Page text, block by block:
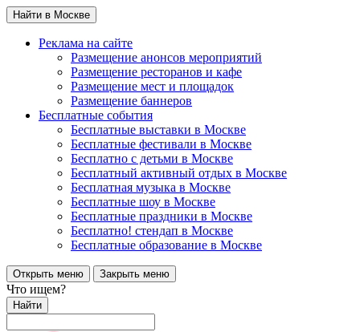
Найти в Москве
Реклама на сайте
Размещение анонсов мероприятий
Размещение ресторанов и кафе
Размещение мест и площадок
Размещение баннеров
Бесплатные события
Бесплатные выставки в Москве
Бесплатные фестивали в Москве
Бесплатно с детьми в Москве
Бесплатный активный отдых в Москве
Бесплатная музыка в Москве
Бесплатные шоу в Москве
Бесплатные праздники в Москве
Бесплатно! стендап в Москве
Бесплатные образование в Москве
Открыть меню Закрыть меню
Что ищем?
Найти